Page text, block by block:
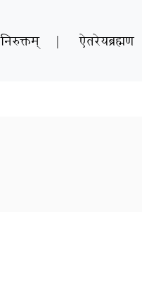
निरुक्तम् | ऐतरेयब्रह्मण